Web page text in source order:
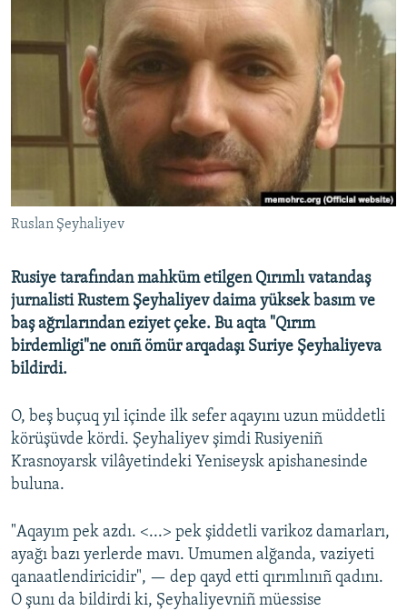
Русский
QOŞULIÑIZ!
RFE/RS bütün saytları
Ruslan Şeyhaliyev
Rusiye tarafından mahküm etilgen Qırımlı vatandaş
jurnalisti Rustem Şeyhaliyev daima yüksek basım ve
baş ağrılarından eziyet çeke. Bu aqta "Qırım
birdemligi"ne onıñ ömür arqadaşı Suriye Şeyhaliyeva
bildirdi.
O, beş buçuq yıl içinde ilk sefer aqayını uzun müddetli
körüşüvde kördi. Şeyhaliyev şimdi Rusiyeniñ
Krasnoyarsk vilâyetindeki Yeniseysk apishanesinde
buluna.
"Aqayım pek azdı. <...> pek şiddetli varikoz damarları,
ayağı bazı yerlerde mavı. Umumen alğanda, vaziyeti
qanaatlendiricidir", — dep qayd etti qırımlınıñ qadını.
O şunı da bildirdi ki, Şeyhaliyevniñ müessise